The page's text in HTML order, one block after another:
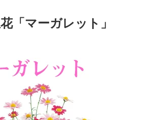
「マーガレット」